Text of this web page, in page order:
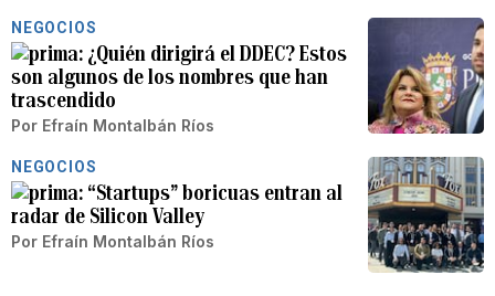
NEGOCIOS
¿Quién dirigirá el DDEC? Estos
son algunos de los nombres que han
trascendido
Por Efraín Montalbán Ríos
NEGOCIOS
“Startups” boricuas entran al
radar de Silicon Valley
Por Efraín Montalbán Ríos